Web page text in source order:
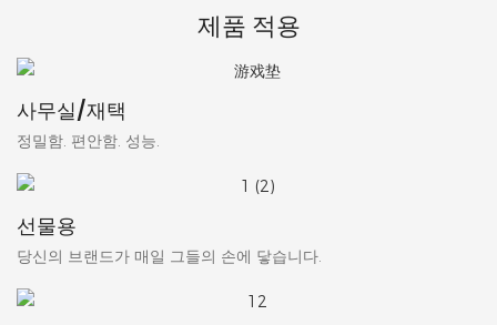
제품 적용
사무실/재택
정밀함. 편안함. 성능.
선물용
당신의 브랜드가 매일 그들의 손에 닿습니다.